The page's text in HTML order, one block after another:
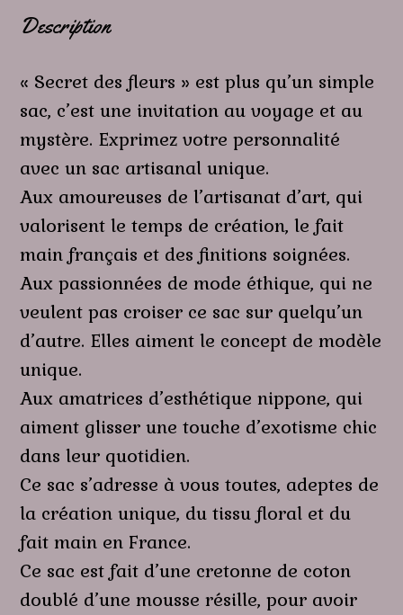
Description
« Secret des fleurs » est plus qu’un simple
sac, c’est une invitation au voyage et au
mystère. Exprimez votre personnalité
avec un sac artisanal unique.
Aux amoureuses de l’artisanat d’art, qui
valorisent le temps de création, le fait
main français et des finitions soignées.
Aux passionnées de mode éthique, qui ne
veulent pas croiser ce sac sur quelqu’un
d’autre. Elles aiment le concept de modèle
unique.
Aux amatrices d’esthétique nippone, qui
aiment glisser une touche d’exotisme chic
dans leur quotidien.
Ce sac s’adresse à vous toutes, adeptes de
la création unique, du tissu floral et du
fait main en France.
Ce sac est fait d’une cretonne de coton
doublé d’une mousse résille, pour avoir